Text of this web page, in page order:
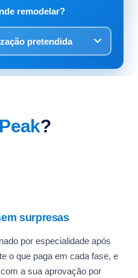
remodelar?
?
surpresas
por especialidade após
o que paga em cada fase, e
a sua aprovação por